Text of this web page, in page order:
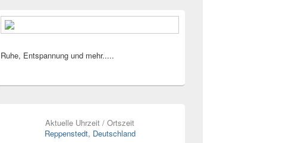
Ruhe, Entspannung und mehr.....
Aktuelle Uhrzeit / Ortszeit
Reppenstedt, Deutschland